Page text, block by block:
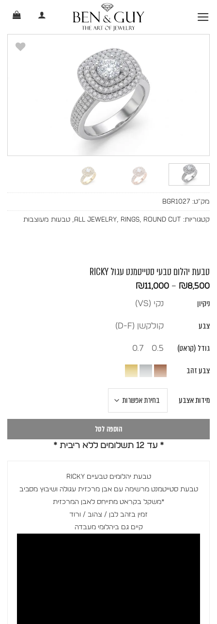
content
טבעת יהלום טבעי סטייטמנט עגול RICKY
₪8,500
–
₪11,000
עד
ניקיון נקי (vs)
צבע קולקשן (D-F)
גודל (קראט) 0.5
0.7
צבע זהב
מידות אצבע
הוספה לסל
* עד 12 תשלומים ללא ריבית *
טבעת יהלומים טבעיים RICKY
טבעת סטייטמנט מרשימה עם אבן מרכזית עגולה ושיבוץ מסביב
*משקל בקראט מתייחס לאבן המרכזית
זמין בזהב לבן / צהוב / ורוד
קיים גם ביהלומי מעבדה
מק"ט: BGR1027
קטגוריות: All Jewelry Rings Round Cut טבעות מעוצבות